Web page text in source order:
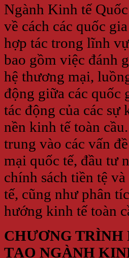
Ngành Kinh tế
về cách các quốc
hợp tác trong lĩnh
bao gồm việc đánh
hệ thương mại,
động giữa các quốc
tác động của các sự
nền kinh tế toàn
trung vào các vấn
mại quốc tế, đầu tư
chính sách tiền tệ
tế, cũng như phân
hướng kinh tế toàn
CHƯƠNG TRÌNH
TẠO NGÀNH